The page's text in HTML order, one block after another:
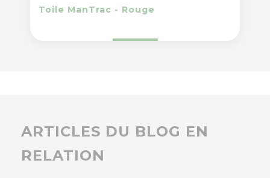
Toile ManTrac - Rouge
ARTICLES DU BLOG EN
RELATION